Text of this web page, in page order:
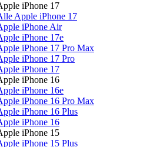
iPhone 17
Apple iPhone 17
iPhone Air
iPhone 17e
iPhone 17 Pro Max
iPhone 17 Pro
iPhone 17
iPhone 16
iPhone 16e
iPhone 16 Pro Max
iPhone 16 Plus
iPhone 16
iPhone 15
iPhone 15 Plus